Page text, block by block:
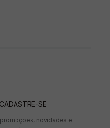
CADASTRE-SE
novidades e